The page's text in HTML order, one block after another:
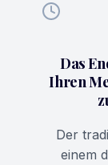
Das
Ihren
Der
einem